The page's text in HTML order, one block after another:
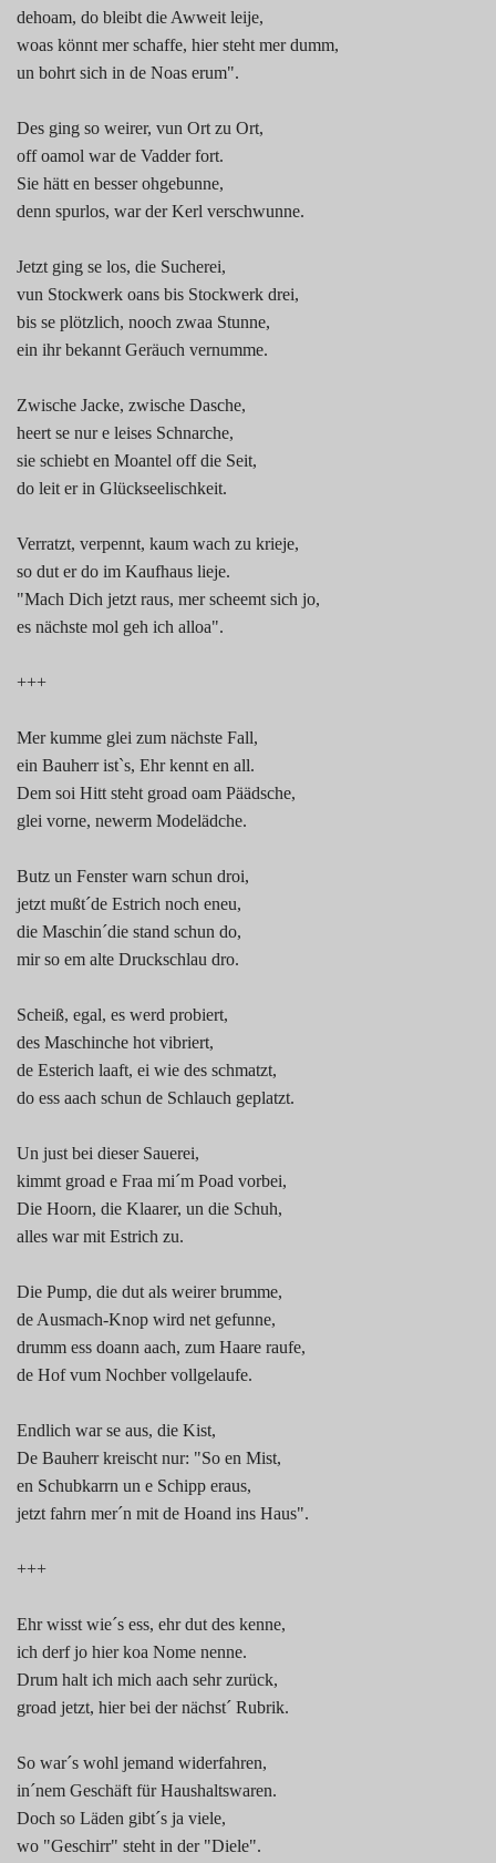
dehoam, do bleibt die Awweit leije,
woas könnt mer schaffe, hier steht mer dumm,
un bohrt sich in de Noas erum".
Des ging so weirer, vun Ort zu Ort,
off oamol war de Vadder fort.
Sie hätt en besser ohgebunne,
denn spurlos, war der Kerl verschwunne.
Jetzt ging se los, die Sucherei,
vun Stockwerk oans bis Stockwerk drei,
bis se plötzlich, nooch zwaa Stunne,
ein ihr bekannt Geräuch vernumme.
Zwische Jacke, zwische Dasche,
heert se nur e leises Schnarche,
sie schiebt en Moantel off die Seit,
do leit er in Glückseelischkeit.
Verratzt, verpennt, kaum wach zu krieje,
so dut er do im Kaufhaus lieje.
"Mach Dich jetzt raus, mer scheemt sich jo,
es nächste mol geh ich alloa".
+++
Mer kumme glei zum nächste Fall,
ein Bauherr ist`s, Ehr kennt en all.
Dem soi Hitt steht groad oam Päädsche,
glei vorne, newerm Modelädche.
Butz un Fenster warn schun droi,
jetzt mußt´de Estrich noch eneu,
die Maschin´die stand schun do,
mir so em alte Druckschlau dro.
Scheiß, egal, es werd probiert,
des Maschinche hot vibriert,
de Esterich laaft, ei wie des schmatzt,
do ess aach schun de Schlauch geplatzt.
Un just bei dieser Sauerei,
kimmt groad e Fraa mi´m Poad vorbei,
Die Hoorn, die Klaarer, un die Schuh,
alles war mit Estrich zu.
Die Pump, die dut als weirer brumme,
de Ausmach-Knop wird net gefunne,
drumm ess doann aach, zum Haare raufe,
de Hof vum Nochber vollgelaufe.
Endlich war se aus, die Kist,
De Bauherr kreischt nur: "So en Mist,
en Schubkarrn un e Schipp eraus,
jetzt fahrn mer´n mit de Hoand ins Haus".
+++
Ehr wisst wie´s ess, ehr dut des kenne,
ich derf jo hier koa Nome nenne.
Drum halt ich mich aach sehr zurück,
groad jetzt, hier bei der nächst´ Rubrik.
So war´s wohl jemand widerfahren,
in´nem Geschäft für Haushaltswaren.
Doch so Läden gibt´s ja viele,
wo "Geschirr" steht in der "Diele".